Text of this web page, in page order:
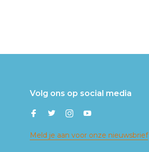
Volg ons op social media
Meld je aan voor onze nieuwsbrief